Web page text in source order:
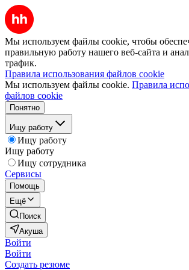
Мы используем файлы cookie, чтобы
правильную работу нашего веб-сайта и
трафик.
Правила использования файлов cookie
Мы используем файлы cookie. Правила
файлов cookie
Понятно
Ищу работу
Ищу работу
Ищу работу
Ищу сотрудника
Сервисы
Помощь
Ещё
Поиск
Акуша
Войти
Войти
Создать резюме